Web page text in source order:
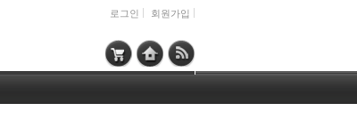
로그인 회원가입